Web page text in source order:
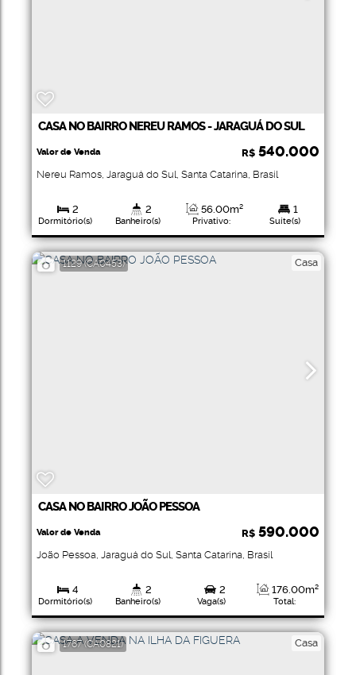
CASA NO BAIRRO NEREU RAMOS - JARAGUÁ DO SUL
R$ 540.000
Valor de Venda
Nereu Ramos, Jaraguá do Sul, Santa Catarina, Brasil
2
Dormitório(s)
2
Banheiro(s) Privativo:
56 .00m² 1
Suíte(s)
322.00m² 322.00m²
1129 (CA0453) Casa
CASA NO BAIRRO JOÃO PESSOA
R$ 590.000
Valor de Venda
João Pessoa, Jaraguá do Sul, Santa Catarina, Brasil
4
Dormitório(s)
2
Banheiro(s) Total:
176 .00m²
2
Vaga(s)
1767 (CA0821) Casa